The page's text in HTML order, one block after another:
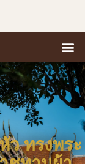
ว ทรงพระ